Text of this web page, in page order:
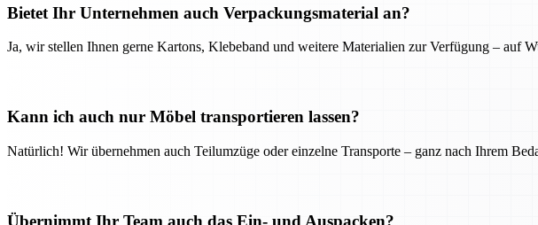
Bietet Ihr Unternehmen auch Verpackungsmaterial an?
Ja, wir stellen Ihnen gerne Kartons, Klebeband und weitere Materialien zur Verfügung – auf
Kann ich auch nur Möbel transportieren lassen?
Natürlich! Wir übernehmen auch Teilumzüge oder einzelne Transporte – ganz nach Ihrem
Übernimmt Ihr Team auch das Ein- und Auspacken?